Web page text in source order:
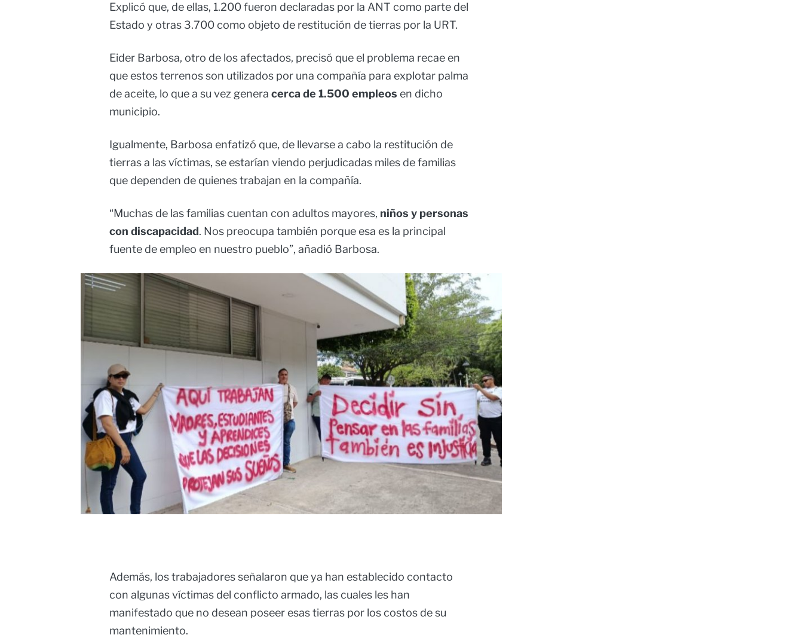
Explicó que, de ellas, 1.200 fueron declaradas por la ANT como parte del
Estado y otras 3.700 como objeto de restitución de tierras por la URT.
Eider Barbosa, otro de los afectados, precisó que el problema recae en
que estos terrenos son utilizados por una compañía para explotar palma
de aceite, lo que a su vez genera cerca de 1.500 empleos en dicho
municipio.
Igualmente, Barbosa enfatizó que, de llevarse a cabo la restitución de
tierras a las víctimas, se estarían viendo perjudicadas miles de familias
que dependen de quienes trabajan en la compañía.
“Muchas de las familias cuentan con adultos mayores, niños y personas
con discapacidad. Nos preocupa también porque esa es la principal
fuente de empleo en nuestro pueblo”, añadió Barbosa.
Además, los trabajadores señalaron que ya han establecido contacto
con algunas víctimas del conflicto armado, las cuales les han
manifestado que no desean poseer esas tierras por los costos de su
mantenimiento.